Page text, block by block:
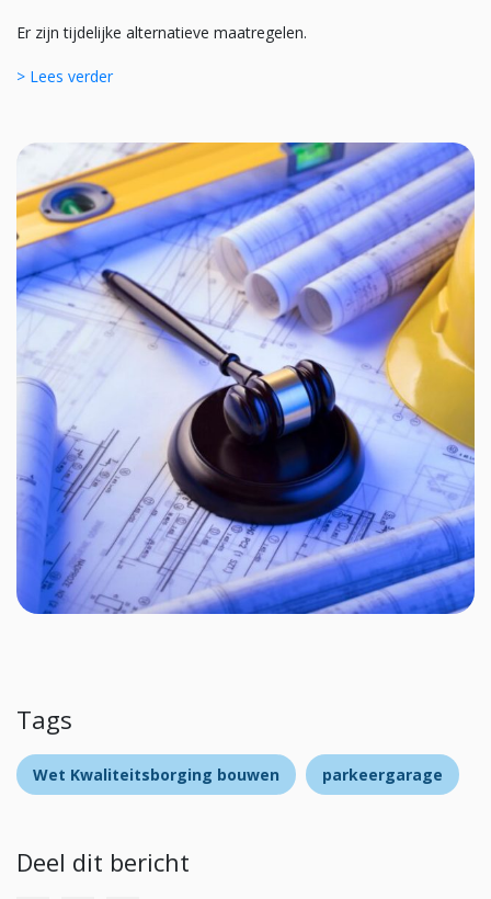
Er zijn tijdelijke alternatieve maatregelen.
> Lees verder
Tags
Wet Kwaliteitsborging bouwen parkeergarage
Deel dit bericht